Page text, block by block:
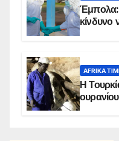
Έμπολα:
κίνδυνο
AFRIKA
Η